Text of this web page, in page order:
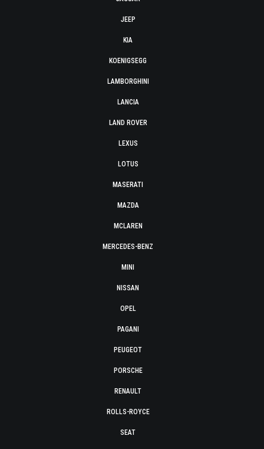
JEEP
KIA
KOENIGSEGG
LAMBORGHINI
LANCIA
LAND ROVER
LEXUS
LOTUS
MASERATI
MAZDA
MCLAREN
MERCEDES-BENZ
MINI
NISSAN
OPEL
PAGANI
PEUGEOT
PORSCHE
RENAULT
ROLLS-ROYCE
SEAT